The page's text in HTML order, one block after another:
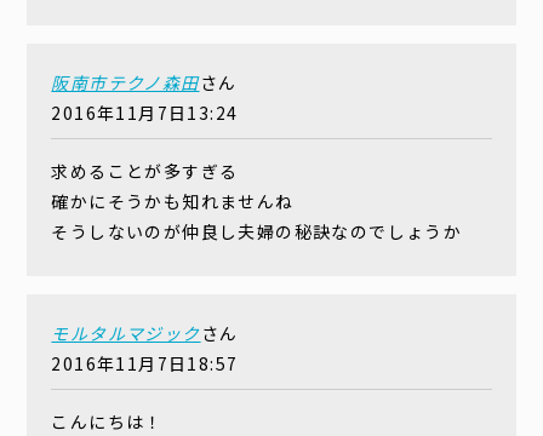
阪南市テクノ森田さん
2016年11月7日13:24
求めることが多すぎる
確かにそうかも知れませんね
そうしないのが仲良し夫婦の秘訣なのでしょうか
モルタルマジックさん
2016年11月7日18:57
こんにちは！